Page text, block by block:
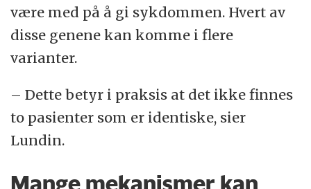
være med på å gi sykdommen. Hvert av
disse genene kan komme i flere
varianter.
– Dette betyr i praksis at det ikke finnes
to pasienter som er identiske, sier
Lundin.